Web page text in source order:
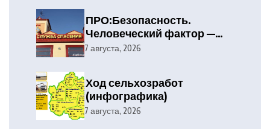
ПРО:Безопасность.
Человеческий фактор —
главная причина лесных
7 августа, 2026
Ход сельхозработ
(инфографика)
7 августа, 2026